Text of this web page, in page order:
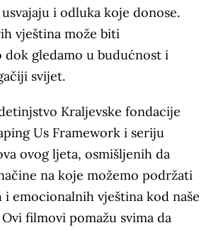
i odluka koje donose.
vještina može biti
gledamo u budućnost i
svijet.
Kraljevske fondacije
Us Framework i seriju
ovog ljeta, osmišljenih da
na koje možemo podržati
emocionalnih vještina kod naše
filmovi pomažu svima da